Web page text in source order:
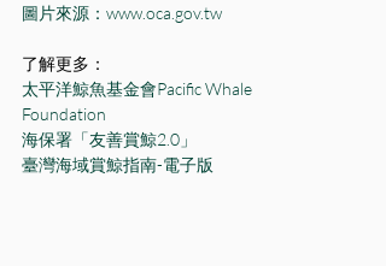
圖片來源：www.oca.gov.tw
了解更多：
太平洋鯨魚基金會Pacific Whale
Foundation
海保署「友善賞鯨2.0」
臺灣海域賞鯨指南-電子版